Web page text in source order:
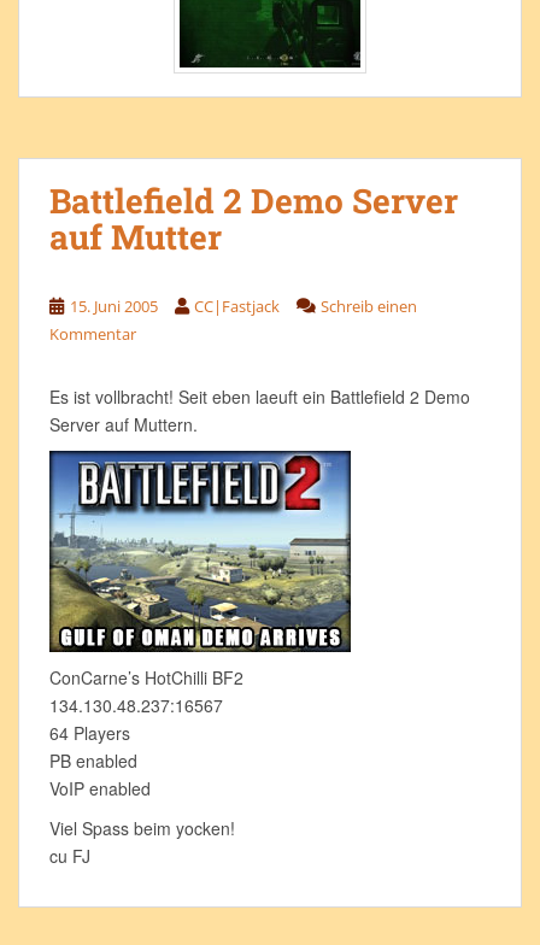
Battlefield 2 Demo Server
auf Mutter
15. Juni 2005 CC|Fastjack
Schreib einen
Kommentar
Es ist vollbracht! Seit eben laeuft ein Battlefield 2 Demo
Server auf Muttern.
ConCarne’s HotChilli BF2
134.130.48.237:16567
64 Players
PB enabled
VoIP enabled
Viel Spass beim yocken!
cu FJ